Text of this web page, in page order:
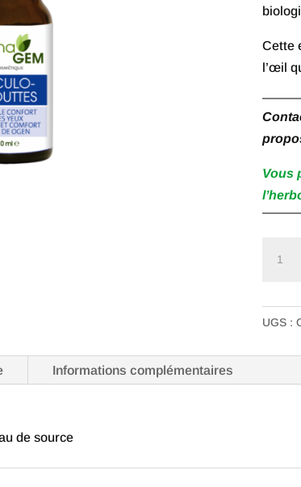
Cette
l’œil
Vous
UGS :
Informations complémentaires
de source